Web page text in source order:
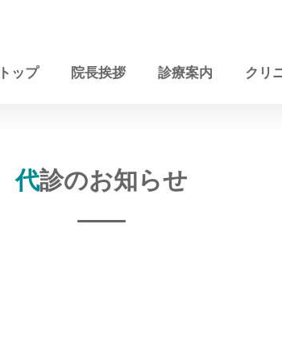
トップ 院長挨拶 診療案内 クリ
代診のお知らせ